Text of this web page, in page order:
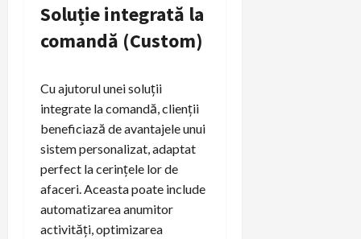
Soluție integrată la
comandă (Custom)
Cu ajutorul unei soluții
integrate la comandă, clienții
beneficiază de avantajele unui
sistem personalizat, adaptat
perfect la cerințele lor de
afaceri. Aceasta poate include
automatizarea anumitor
activități, optimizarea